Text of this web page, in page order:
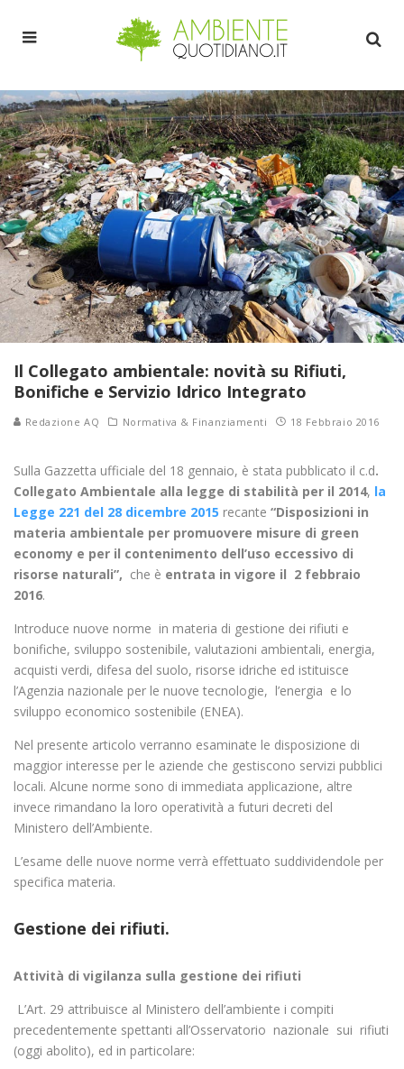
Il Collegato ambientale: novità su Rifiuti,
Bonifiche e Servizio Idrico Integrato
Redazione AQ Normativa & Finanziamenti 18 Febbraio 2016
Sulla Gazzetta ufficiale del 18 gennaio, è stata pubblicato il c.d.
Collegato Ambientale alla legge di stabilità per il 2014, la
Legge 221 del 28 dicembre 2015 recante “Disposizioni in
materia ambientale per promuovere misure di green
economy e per il contenimento dell’uso eccessivo di
risorse naturali”, che è entrata in vigore il 2 febbraio
2016.
Introduce nuove norme in materia di gestione dei rifiuti e
bonifiche, sviluppo sostenibile, valutazioni ambientali, energia,
acquisti verdi, difesa del suolo, risorse idriche ed istituisce
l’Agenzia nazionale per le nuove tecnologie, l’energia e lo
sviluppo economico sostenibile (ENEA).
Nel presente articolo verranno esaminate le disposizione di
maggior interesse per le aziende che gestiscono servizi pubblici
locali. Alcune norme sono di immediata applicazione, altre
invece rimandano la loro operatività a futuri decreti del
Ministero dell’Ambiente.
L’esame delle nuove norme verrà effettuato suddividendole per
specifica materia.
Gestione dei rifiuti.
Attività di vigilanza sulla gestione dei rifiuti
L’Art. 29 attribuisce al Ministero dell’ambiente i compiti
precedentemente spettanti all’Osservatorio nazionale sui rifiuti
(oggi abolito), ed in particolare: